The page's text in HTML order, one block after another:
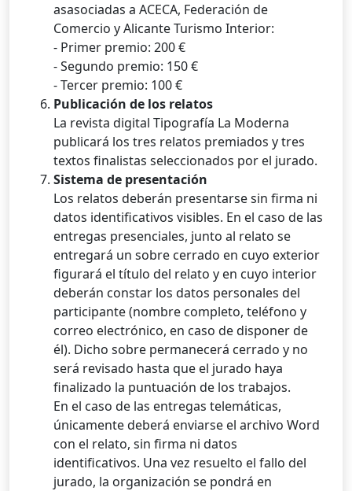
asasociadas a ACECA, Federación de
Comercio y Alicante Turismo Interior:
- Primer premio: 200 €
- Segundo premio: 150 €
- Tercer premio: 100 €
Publicación de los relatos
La revista digital Tipografía La Moderna
publicará los tres relatos premiados y tres
textos finalistas seleccionados por el jurado.
Sistema de presentación
Los relatos deberán presentarse sin firma ni
datos identificativos visibles. En el caso de las
entregas presenciales, junto al relato se
entregará un sobre cerrado en cuyo exterior
figurará el título del relato y en cuyo interior
deberán constar los datos personales del
participante (nombre completo, teléfono y
correo electrónico, en caso de disponer de
él). Dicho sobre permanecerá cerrado y no
será revisado hasta que el jurado haya
finalizado la puntuación de los trabajos.
En el caso de las entregas telemáticas,
únicamente deberá enviarse el archivo Word
con el relato, sin firma ni datos
identificativos. Una vez resuelto el fallo del
jurado, la organización se pondrá en